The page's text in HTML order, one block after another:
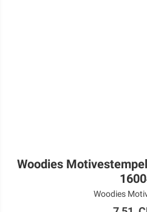
Woodies
Woodies